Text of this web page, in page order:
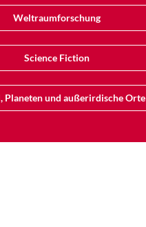
Weltraumforschung
Science Fiction
Planeten und außerirdische Orte